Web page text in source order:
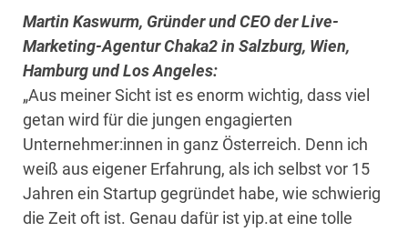
Martin Kaswurm, Gründer und CEO der Live-
Marketing-Agentur Chaka2 in Salzburg, Wien,
Hamburg und Los Angeles:
„Aus meiner Sicht ist es enorm wichtig, dass viel
getan wird für die jungen engagierten
Unternehmer:innen in ganz Österreich. Denn ich
weiß aus eigener Erfahrung, als ich selbst vor 15
Jahren ein Startup gegründet habe, wie schwierig
die Zeit oft ist. Genau dafür ist yip.at eine tolle